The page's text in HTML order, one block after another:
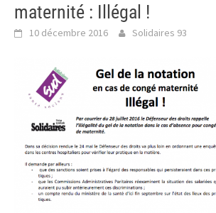
maternité : Illégal !
10 décembre 2016 Solidaires 93